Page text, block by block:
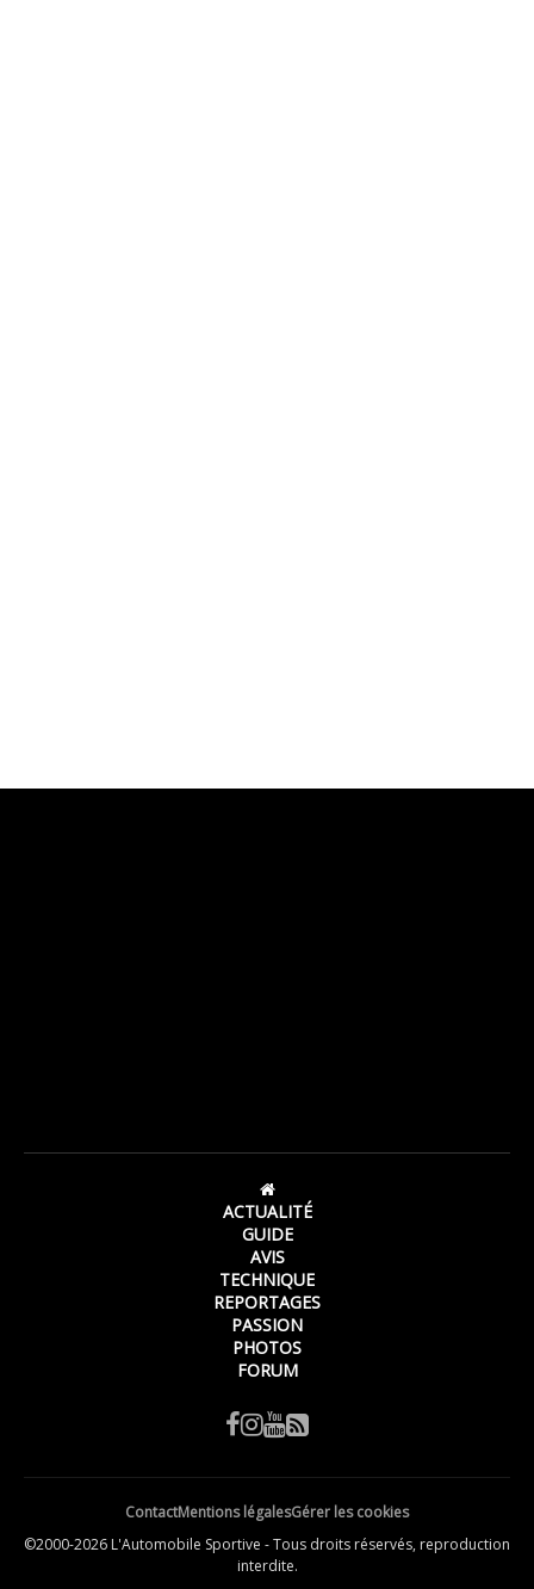
ACTUALITÉ
GUIDE
AVIS
TECHNIQUE
REPORTAGES
PASSION
PHOTOS
FORUM
ContactMentions légalesGérer les cookies
©2000-2026 L'Automobile Sportive - Tous droits réservés, reproduction
interdite.